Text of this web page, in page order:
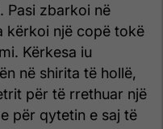
Pasi zbarkoi në
kërkoi një copë tokë
Kërkesa iu
në shirita të hollë,
për të rrethuar një
për qytetin e saj të